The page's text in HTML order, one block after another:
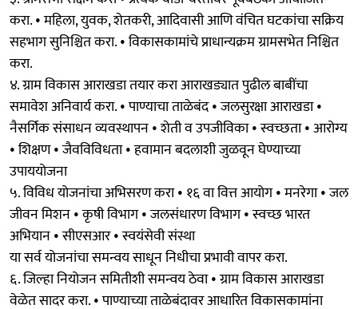
करा. • महिला, युवक, शेतकरी, आदिवासी आणि वंचित घटकांचा सक्रिय
सहभाग सुनिश्चित करा. • विकासकामांचे प्राधान्यक्रम ग्रामसभेत निश्चित
करा.
४. ग्राम विकास आराखडा तयार करा आराखड्यात पुढील बाबींचा
समावेश अनिवार्य करा. • पाण्याचा ताळेबंद • जलसुरक्षा आराखडा •
नैसर्गिक संसाधन व्यवस्थापन • शेती व उपजीविका • स्वच्छता • आरोग्य
• शिक्षण • जैवविविधता • हवामान बदलाशी जुळवून घेण्याच्या
उपाययोजना
५. विविध योजनांचा अभिसरण करा • १६ वा वित्त आयोग • मनरेगा • जल
जीवन मिशन • कृषी विभाग • जलसंधारण विभाग • स्वच्छ भारत
अभियान • सीएसआर • स्वयंसेवी संस्था
या सर्व योजनांचा समन्वय साधून निधीचा प्रभावी वापर करा.
६. जिल्हा नियोजन समितीशी समन्वय ठेवा • ग्राम विकास आराखडा
वेळेत सादर करा. • पाण्याच्या ताळेबंदावर आधारित विकासकामांना